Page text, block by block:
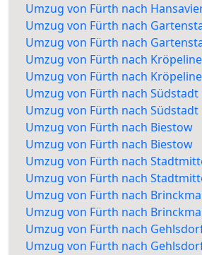
Umzug von Fürth nach
Umzug von Fürth nach
Umzug von Fürth nach
Umzug von Fürth nach
Umzug von Fürth nach
Umzug von Fürth nach Südstadt
Umzug von Fürth nach Südstadt
Umzug von Fürth nach Biestow
Umzug von Fürth nach Biestow
Umzug von Fürth nach
Umzug von Fürth nach
Umzug von Fürth nach
Umzug von Fürth nach
Umzug von Fürth nach
Umzug von Fürth nach